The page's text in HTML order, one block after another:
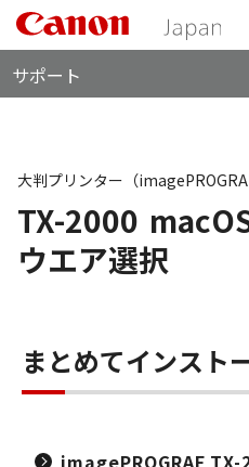
サポート
TX-2000
ウエア選択
大判プリンター（
まとめてインスト
imagePROGRAF TX-